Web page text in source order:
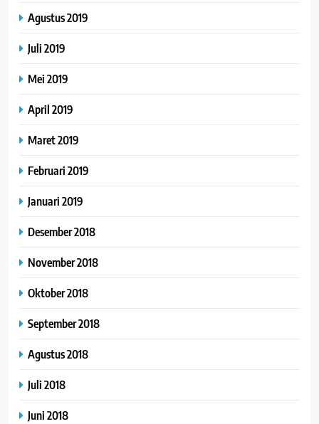
Agustus 2019
Juli 2019
Mei 2019
April 2019
Maret 2019
Februari 2019
Januari 2019
Desember 2018
November 2018
Oktober 2018
September 2018
Agustus 2018
Juli 2018
Juni 2018